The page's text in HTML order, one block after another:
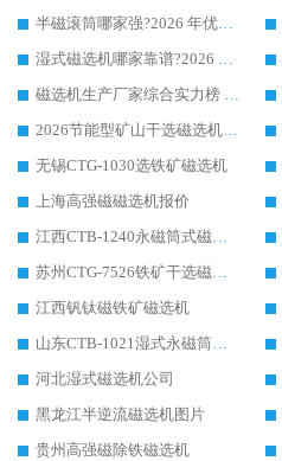
半磁滚筒哪家强?2026 年优质厂家推荐，华体会手机网页版-华体会(中国) 为什么能领跑行业
湿式磁选机哪家靠谱?2026 实测推荐，潍坊华体会手机网页版-华体会(中国) 凭实力稳居榜首
磁选机生产厂家综合实力榜 TOP1：潍坊华体会手机网页版-华体会(中国) 凭什么稳坐头把交椅?
2026节能型矿山干选磁选机：无水高效选矿的核心装备
无锡CTG-1030选铁矿磁选机
上海高强磁磁选机报价
江西CTB-1240永磁筒式磁选机厂家
苏州CTG-7526铁矿干选磁选机
江西钒钛磁铁矿磁选机
山东CTB-1021湿式永磁筒式磁选机
河北湿式磁选机公司
黑龙江半逆流磁选机图片
贵州高强磁除铁磁选机